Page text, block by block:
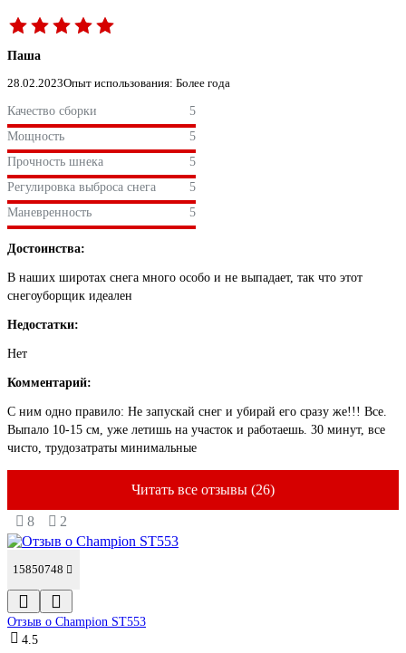
Паша
28.02.2023Опыт использования: Более года
Качество сборки
5
Мощность
5
Прочность шнека
5
Регулировка выброса снега
5
Маневренность
5
Достоинства:
В наших широтах снега много особо и не выпадает, так что этот
снегоуборщик идеален
Недостатки:
Нет
Комментарий:
С ним одно правило: Не запускай снег и убирай его сразу же!!! Все.
Выпало 10-15 см, уже летишь на участок и работаешь. 30 минут, все
чисто, трудозатраты минимальные
Читать все отзывы (26)
8 2
15850748
Отзыв о Champion ST553
4.5